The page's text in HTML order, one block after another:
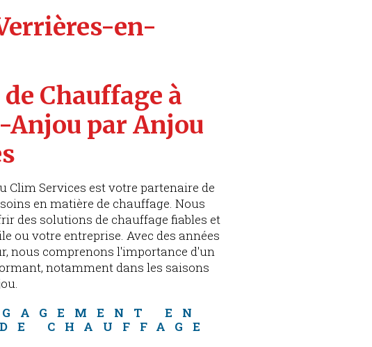
en-
Chauffage à
par Anjou
Clim Services est votre partenaire de
en matière de chauffage. Nous
des solutions de chauffage fiables et
ou votre entreprise. Avec des années
nous comprenons l'importance d'un
notamment dans les saisons
EN
CHAUFFAGE